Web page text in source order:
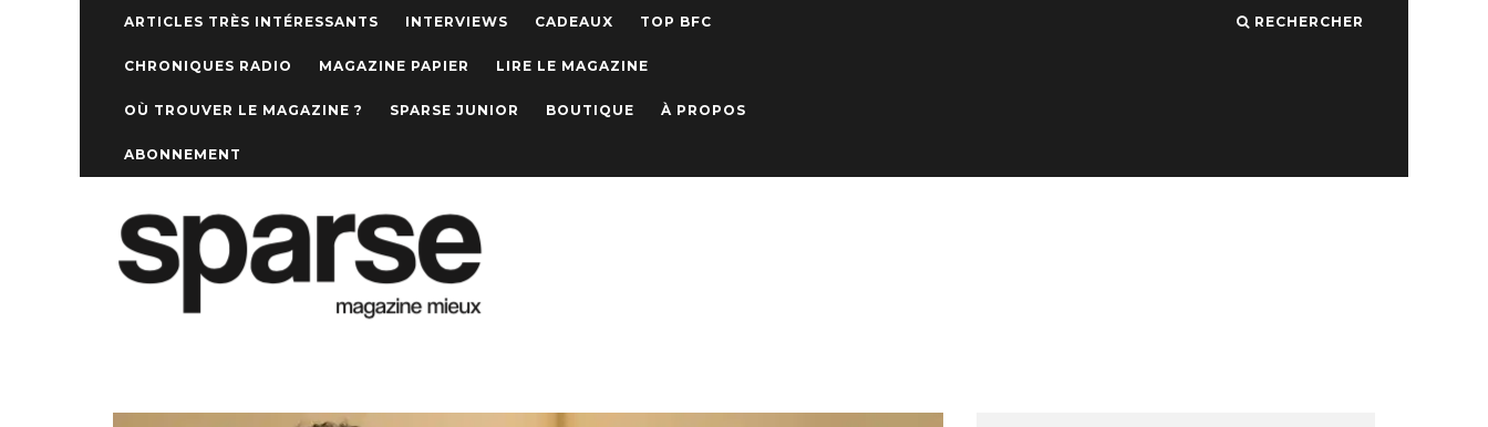
ARTICLES TRÈS INTÉRESSANTS INTERVIEWS CADEAUX TOP BFC
CHRONIQUES RADIO MAGAZINE PAPIER LIRE LE MAGAZINE
OÙ TROUVER LE MAGAZINE ? SPARSE JUNIOR BOUTIQUE À PROPOS
ABONNEMENT
RECHERCHER